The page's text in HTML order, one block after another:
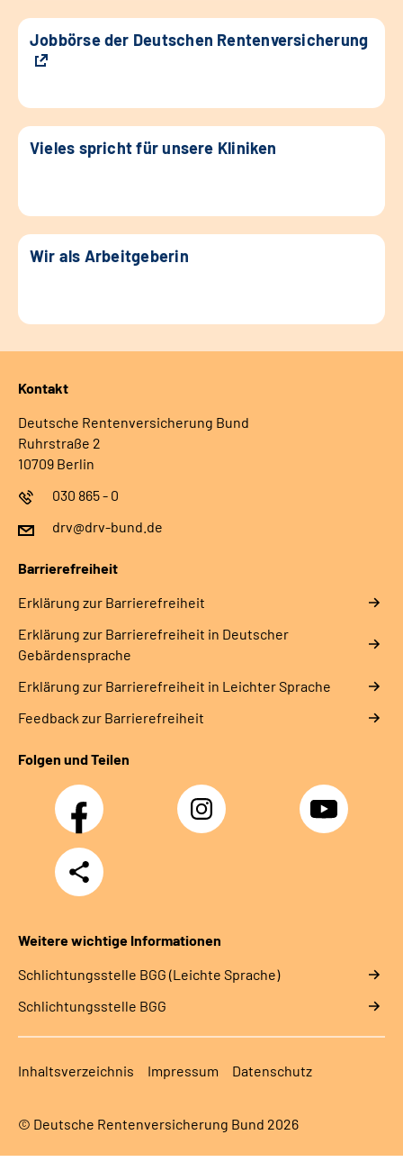
Jobbörse der Deutschen Rentenversicherung
Vieles spricht für unsere Kliniken
Wir als Arbeitgeberin
Kontakt
Deutsche Rentenversicherung Bund
Ruhrstraße 2
10709 Berlin
030 865 - 0
drv@drv-bund.de
Barrierefreiheit
Erklärung zur Barrierefreiheit
Erklärung zur Barrierefreiheit in Deutscher
Gebärdensprache
Erklärung zur Barrierefreiheit in Leichter Sprache
Feedback zur Barrierefreiheit
Folgen und Teilen
Facebook Instagram YouTube
Teilen
Weitere wichtige Informationen
Schlich­tungs­stel­le BGG (Leichte Sprache)
Schlich­tungs­stel­le BGG
Inhaltsverzeichnis Impressum Datenschutz
© Deutsche Rentenversicherung Bund 2026